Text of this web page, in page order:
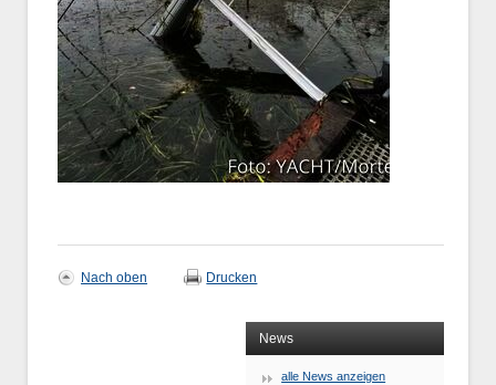
Nach oben Drucken
News
alle News anzeigen